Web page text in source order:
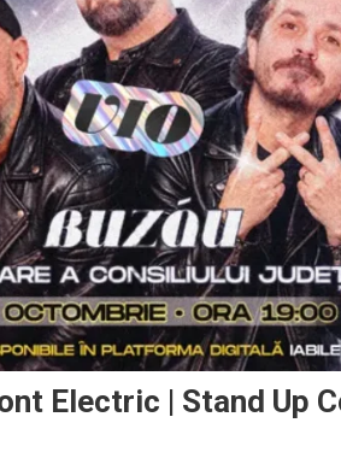
Electric | Stand Up